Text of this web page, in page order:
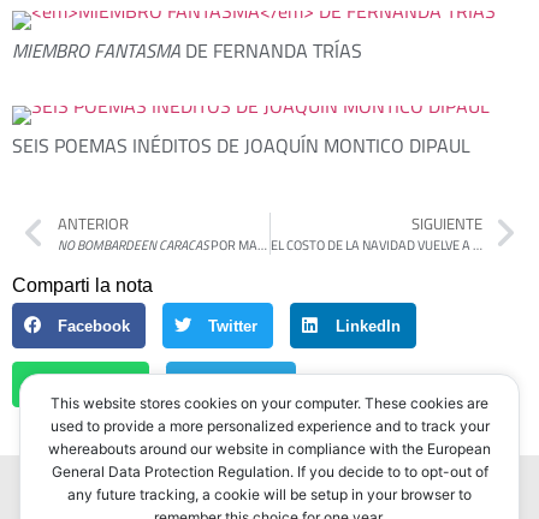
MIEMBRO FANTASMA DE FERNANDA TRÍAS
SEIS POEMAS INÉDITOS DE JOAQUÍN MONTICO DIPAUL
ANTERIOR
NO BOMBARDEEN CARACASPOR MARTÍN GAMBAROTTA
SIGUIENTE
EL COSTO DE LA NAVIDAD VUELVE A TREPAR: LA CANASTA SUBE 27% INTERANUAL
Comparti la nota
Facebook Twitter LinkedIn
This website stores cookies on your computer. These cookies are
used to provide a more personalized experience and to track your
whereabouts around our website in compliance with the European
General Data Protection Regulation. If you decide to to opt-out of
any future tracking, a cookie will be setup in your browser to